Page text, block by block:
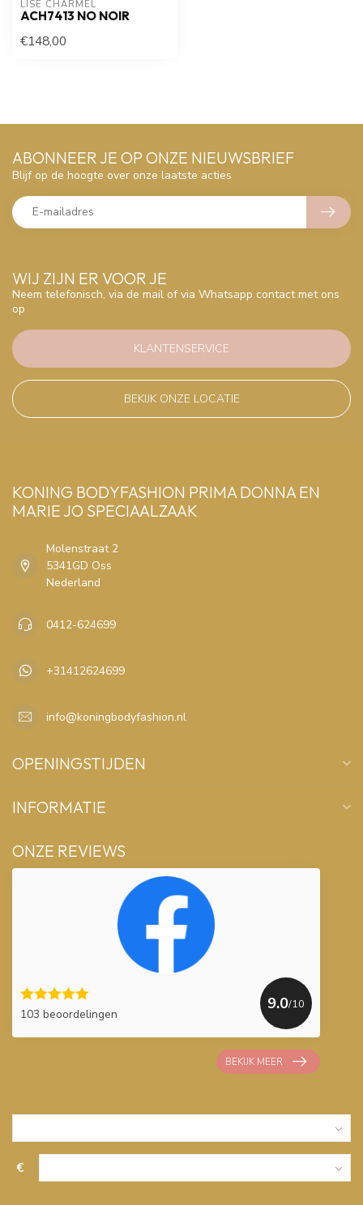
LISE CHARMEL
ACH7413 NO NOIR
€148,00
WIJ ZIJN ER VOOR JE
Neem telefonisch, via de mail of via Whatsapp contact met ons
op
KLANTENSERVICE
BEKIJK ONZE LOCATIE
ABONNEER JE OP ONZE NIEUWSBRIEF
Blijf op de hoogte over onze laatste acties
KONING BODYFASHION PRIMA DONNA EN
MARIE JO SPECIAALZAAK
Molenstraat 2
5341GD Oss
Nederland
0412-624699
+31412624699
info@koningbodyfashion.nl
OPENINGSTIJDEN
INFORMATIE
ONZE REVIEWS
103 beoordelingen
9.0/10
BEKIJK MEER
€